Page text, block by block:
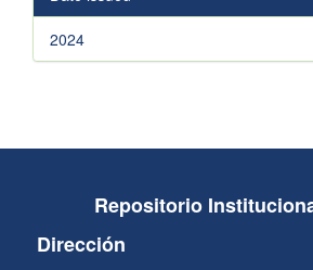
2024
Repositorio
Dirección